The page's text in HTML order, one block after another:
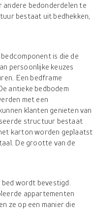
andere bedonderdelen te
bestaat uit bedhekken,
is die de
persoonlijke keuzes
Een bedframe
antieke bedbodem
met een
klanten genieten van
structuur bestaat
karton worden geplaatst.
De grootte van de
wordt bevestigd.
appartementen
ze op een manier die